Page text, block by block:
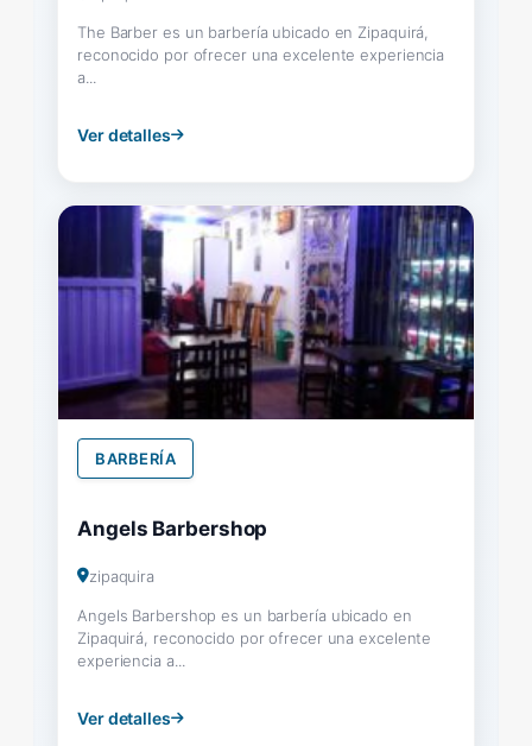
The Barber es un barbería ubicado en Zipaquirá,
reconocido por ofrecer una excelente experiencia
a...
Ver detalles
BARBERÍA
Angels Barbershop
zipaquira
Angels Barbershop es un barbería ubicado en
Zipaquirá, reconocido por ofrecer una excelente
experiencia a...
Ver detalles